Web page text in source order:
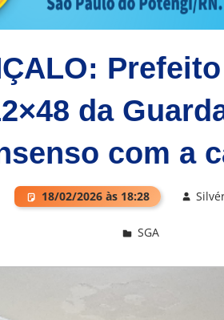
da
com a
18/02/2026 às 18:28